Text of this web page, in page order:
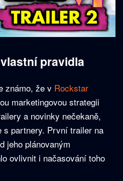
pravidla
známo, že v Rockstar
marketingovou strategii
a novinky nečekaně,
s partnery. První trailer na
jeho plánovaným
ovlivnit i načasování toho